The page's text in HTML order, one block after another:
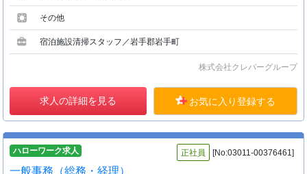
その他
宿泊施設清掃スタッフ／岩手郡岩手町
株式会社クレバーグループ
求人の詳細を見る お気に入り登録する
ハローワーク求人 正社員 [No:03011-00376461]
一般事務（総務・経理）